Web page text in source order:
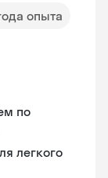
опыта
по
легкого